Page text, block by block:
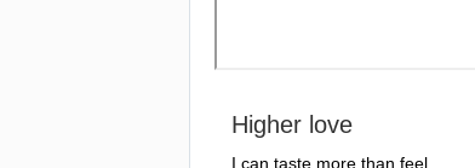
Higher love
I can taste more than feel